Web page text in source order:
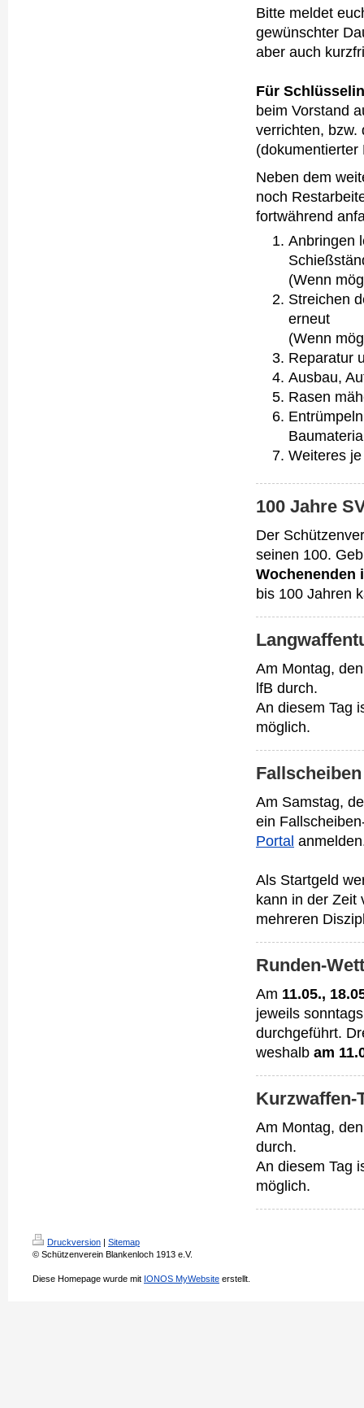
Bitte meldet
gewünschter
aber auch
Für
beim Vorstand
verrichten, bzw.
(dokumentierter
Neben dem
noch
fortwährend
Anbringen
(Wenn
Streichen
erneut
(Wenn
Reparatur
Ausbau,
Rasen
Weiteres
100 Jahre
Der
seinen 100.
Wochenenden
bis 100 Jahren
Am Montag,
lfB durch.
An diesem Tag
möglich.
Am Samstag,
ein
Portal
Als Startgeld
kann in der Zeit
mehreren
Runden-
Am 11.05.,
jeweils
durchgeführt.
weshalb am
Kurzwaffen-
Am Montag,
durch.
An diesem Tag
möglich.
Druckversion | Sitemap
© Schützenverein Blankenloch 1913 e.V.
Diese Homepage wurde mit IONOS MyWebsite erstellt.